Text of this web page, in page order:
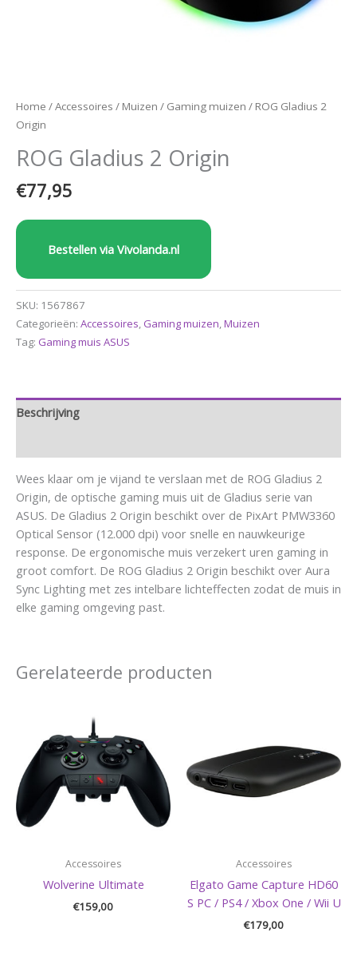
Home /Accessoires / Muizen / Gaming muizen / ROG Gladius 2
Origin
ROG Gladius 2 Origin
€77,95
Bestellen via Vivolanda.nl
SKU: 1567867
Categorieën: Accessoires, Gaming muizen,Muizen
Tag: Gaming muis ASUS
Beschrijving
Wees klaar om je vijand te verslaan met de ROG Gladius 2
Origin, de optische gaming muis uit de Gladius serie van
ASUS. De Gladius 2 Origin beschikt over de PixArt PMW3360
Optical Sensor (12.000 dpi) voor snelle en nauwkeurige
response. De ergonomische muis verzekert uren gaming in
groot comfort. De ROG Gladius 2 Origin beschikt over Aura
Sync Lighting met zes intelbare lichteffecten zodat de muis in
elke gaming omgeving past.
Gerelateerde producten
Accessoires
Wolverine Ultimate
€159,00
Accessoires
Elgato Game Capture HD60
S PC / PS4 / Xbox One / Wii U
€179,00